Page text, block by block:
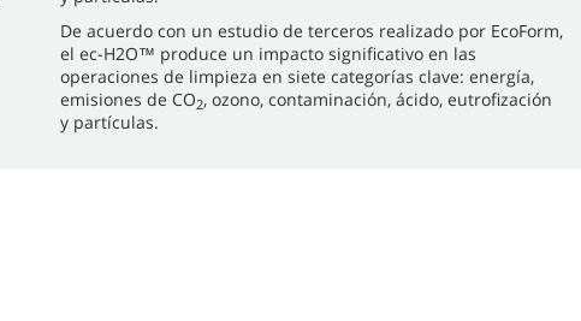
De acuerdo con un estudio de terceros realizado por EcoForm,
el ec-H2O™ produce un impacto significativo en las
operaciones de limpieza en siete categorías clave: energía,
emisiones de CO2, ozono, contaminación, ácido, eutrofización
y partículas.